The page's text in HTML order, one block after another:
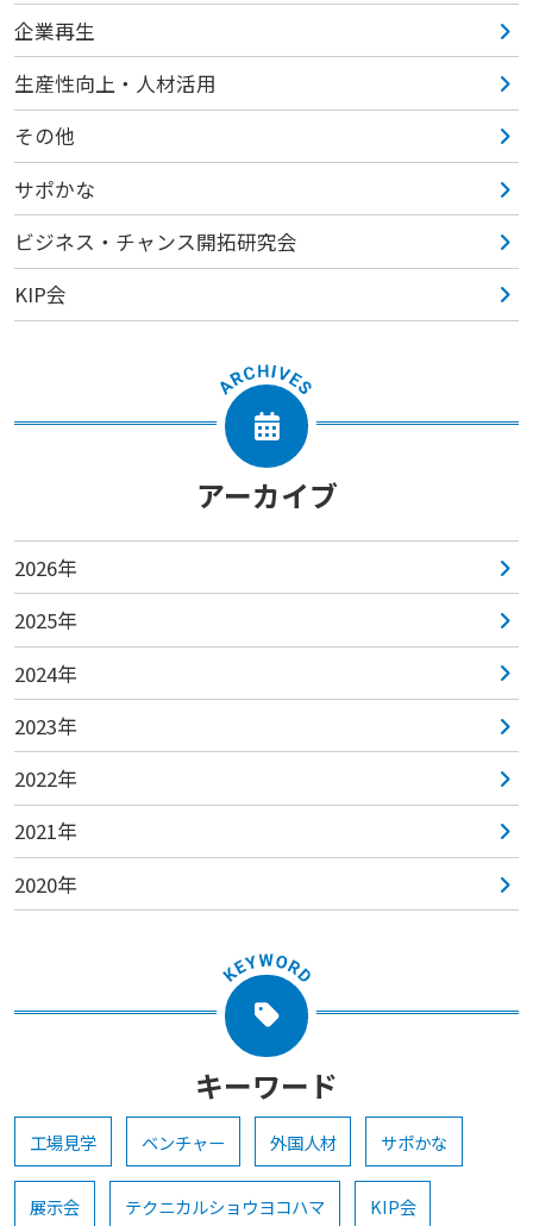
企業再生
生産性向上・人材活用
その他
サポかな
ビジネス・チャンス開拓研究会
KIP会
アーカイブ
2026年
2025年
2024年
2023年
2022年
2021年
2020年
キーワード
工場見学 ベンチャー 外国人材 サポかな
展示会 テクニカルショウヨコハマ KIP会